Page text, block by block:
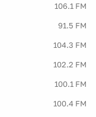
106.1 FM
91.5 FM
104.3 FM
102.2 FM
100.1 FM
100.4 FM